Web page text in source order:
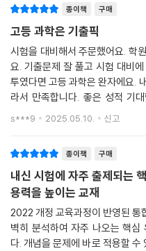
종이책 구매
고등 과학은 기출픽
시험을 대비해서 주문했어요. 학
요. 기출문제 잘 풀고 시험 대비
투였다면 고등 과학은 완자에요.
라서 만족합니다. 좋은 성적 기
편하게 받아서 좋습니다.
s***9 2025.05.10. 신고
종이책 구매
내신 시험에 자주 출제되는
용력을 높이는 교재
2022 개정 교육과정이 반영된 통
벽히 분석하여 자주 나오는 핵심
다. 개념을 문제에 바로 적용할